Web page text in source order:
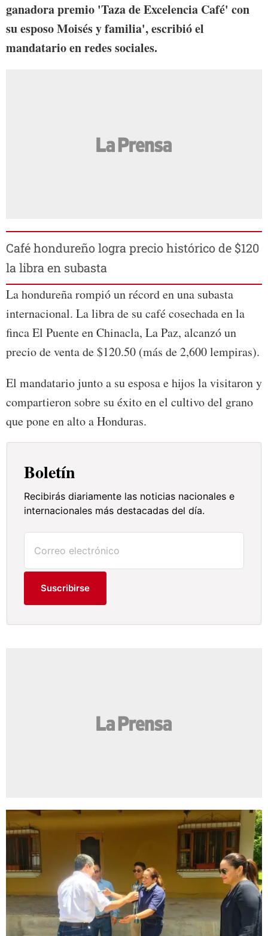
ganadora premio 'Taza de Excelencia Café' con
su esposo Moisés y familia', escribió el
mandatario en redes sociales.
Café hondureño logra precio histórico de $120
la libra en subasta
La hondureña rompió un récord en una subasta
internacional. La libra de su café cosechada en la
finca El Puente en Chinacla, La Paz, alcanzó un
precio de venta de $120.50 (más de 2,600 lempiras).
El mandatario junto a su esposa e hijos la visitaron y
compartieron sobre su éxito en el cultivo del grano
que pone en alto a Honduras.
Boletín
Recibirás diariamente las noticias nacionales e
internacionales más destacadas del día.
Suscribirse